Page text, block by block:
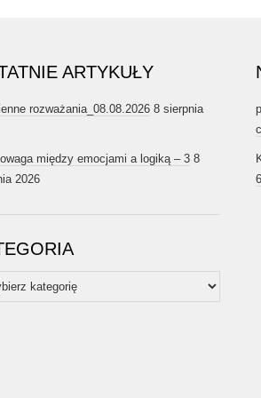
ARTYKUŁY
rozważania_08.08.2026 8 sierpnia
między emocjami a logiką – 3 8
2026